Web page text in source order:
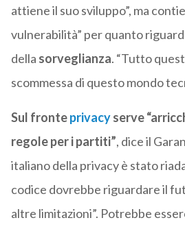
attiene il suo sviluppo”, ma
vulnerabilità” per quanto
della sorveglianza. “Tutto
scommessa di questo mondo
Sul fronteprivacyserve
regole per i partiti”, dice il
italiano della privacy è stato
codice dovrebbe riguardare il
altre limitazioni”. Potrebbe